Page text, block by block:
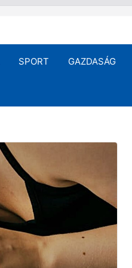
SPORT GAZDASÁG